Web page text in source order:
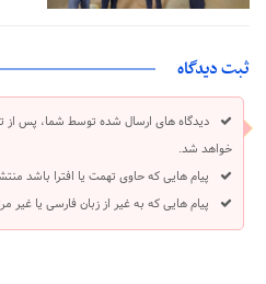
ثبت دیدگاه
دیدگاه های ارسال شده توسط شما، پس از
خواهد شد.
پیام هایی که حاوی تهمت یا افترا باشد
پیام هایی که به غیر از زبان فارسی یا